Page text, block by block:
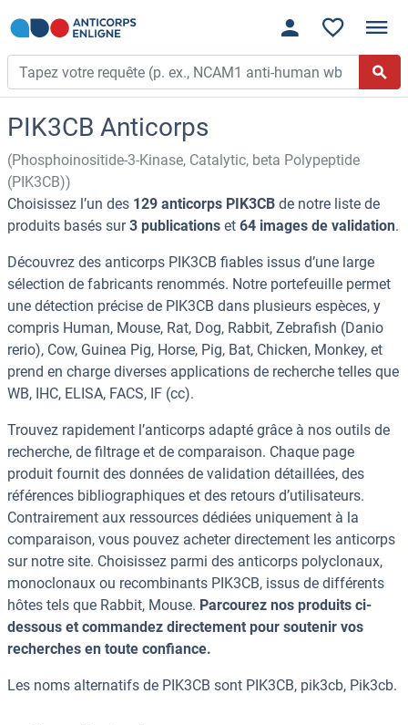
PIK3CB Anticorps
(Phosphoinositide-3-Kinase, Catalytic, beta Polypeptide
(PIK3CB))
Choisissez l’un des 129 anticorps PIK3CB de notre liste de
produits basés sur3 publications et 64 images de validation.
Découvrez des anticorps PIK3CB fiables issus d’une large
sélection de fabricants renommés. Notre portefeuille permet
une détection précise de PIK3CB dans plusieurs espèces, y
compris Human, Mouse, Rat, Dog, Rabbit, Zebrafish (Danio
rerio), Cow, Guinea Pig, Horse, Pig, Bat, Chicken, Monkey, et
prend en charge diverses applications de recherche telles que
WB, IHC, ELISA, FACS, IF (cc).
Trouvez rapidement l’anticorps adapté grâce à nos outils de
recherche, de filtrage et de comparaison. Chaque page
produit fournit des données de validation détaillées, des
références bibliographiques et des retours d’utilisateurs.
Contrairement aux ressources dédiées uniquement à la
comparaison, vous pouvez acheter directement les anticorps
sur notre site. Choisissez parmi des anticorps polyclonaux,
monoclonaux ou recombinants PIK3CB, issus de différents
hôtes tels que Rabbit, Mouse. Parcourez nos produits ci-
dessous et commandez directement pour soutenir vos
recherches en toute confiance.
Les noms alternatifs de PIK3CB sont PIK3CB, pik3cb, Pik3cb.